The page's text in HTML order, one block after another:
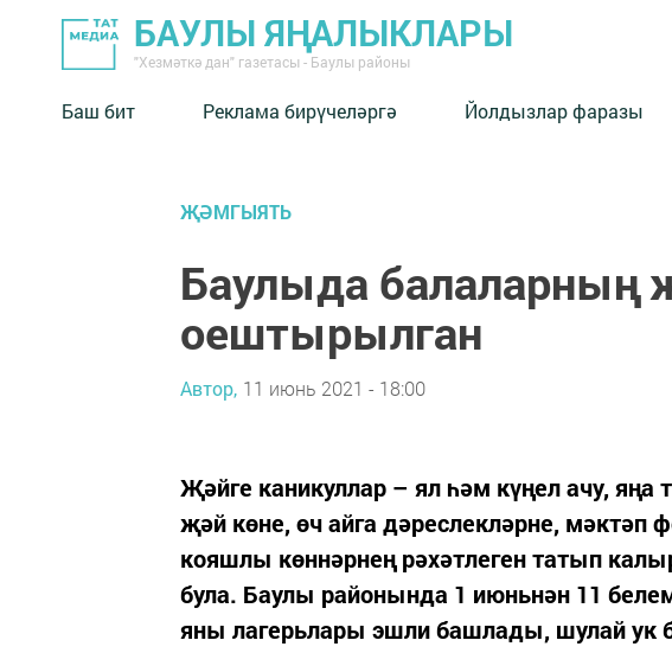
БАУЛЫ ЯҢАЛЫКЛАРЫ
"Хезмәткә дан" газетасы - Баулы районы
Баш бит Реклама бирүчеләргә Йолдызлар фаразы
ҖӘМГЫЯТЬ
Баулыда балаларның
оештырылган
Автор, 11 июнь 2021 - 18:00
Җәйге каникуллар – ял һәм күңел ачу,
җәй көне, өч айга дәреслекләрне,
кояшлы көннәрнең рәхәтлеген татып
була. Баулы районында 1 июньнән 11
яны лагерьлары эшли башлады, шулай ук